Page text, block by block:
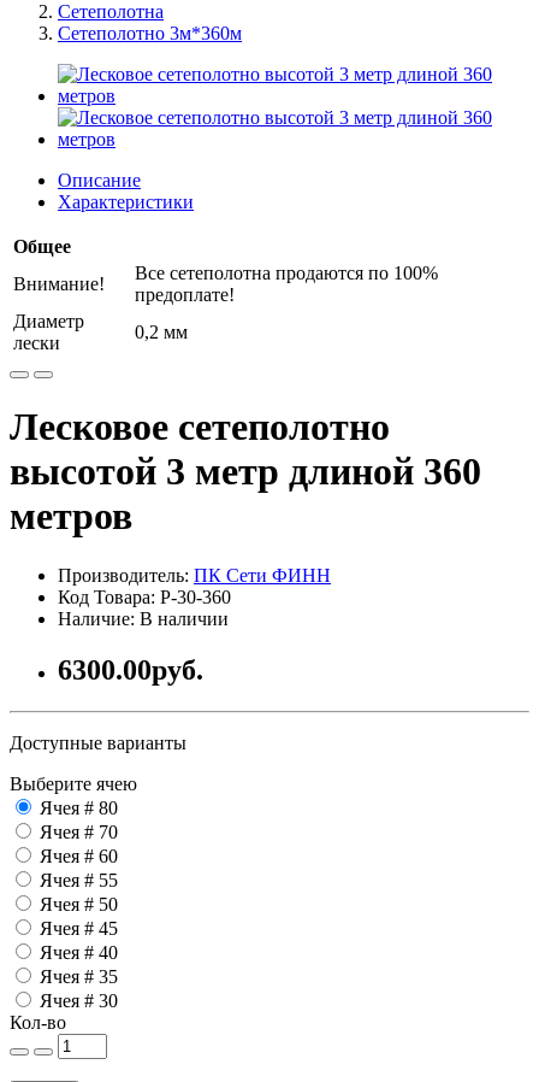
Сетеполотна
Сетеполотно 3м*360м
Описание
Характеристики
Общее
Внимание!
Все сетеполотна продаются по 100%
предоплате!
Диаметр
лески
0,2 мм
Лесковое сетеполотно
высотой 3 метр длиной 360
метров
Производитель: ПК Сети ФИНН
Код Товара: P-30-360
Наличие: В наличии
6300.00руб.
Доступные варианты
Выберите ячею
Ячея # 80
Ячея # 70
Ячея # 60
Ячея # 55
Ячея # 50
Ячея # 45
Ячея # 40
Ячея # 35
Ячея # 30
Кол-во